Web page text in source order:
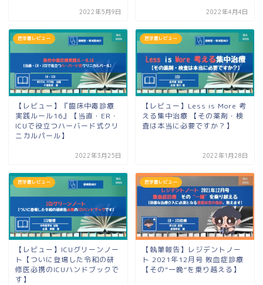
2022年5月9日 2022年4月4日
医学書レビュー
【レビュー】『臨床中毒診療
実践ルール16』【当直・ER・
ICUで役立つハーバード式クリ
ニカルパール】
2022年3月25日
医学書レビュー
【レビュー】Less is More 考
える集中治療 【その薬剤・検
査は本当に必要ですか？】
2022年1月28日
医学書レビュー
【レビュー】ICUグリーンノー
ト【ついに登場した令和の研
修医必携のICUハンドブックで
す】
医学書レビュー
【執筆報告】レジデントノー
ト 2021年12月号 敗血症診療
【その“一晩”を乗り越える】